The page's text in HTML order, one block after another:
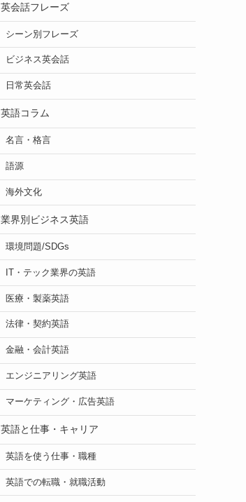
英会話フレーズ
シーン別フレーズ
ビジネス英会話
日常英会話
英語コラム
名言・格言
語源
海外文化
業界別ビジネス英語
環境問題/SDGs
IT・テック業界の英語
医療・製薬英語
法律・契約英語
金融・会計英語
エンジニアリング英語
マーケティング・広告英語
英語と仕事・キャリア
英語を使う仕事・職種
英語での転職・就職活動